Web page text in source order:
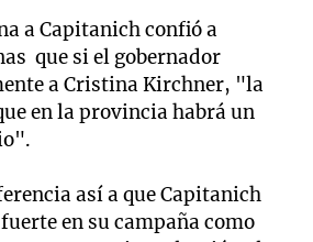
a Capitanich confió a
que si el gobernador
a Cristina Kirchner, "la
en la provincia habrá un
así a que Capitanich
en su campaña como